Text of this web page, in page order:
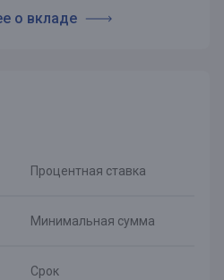
о вкладе
Процентная ставка
Минимальная сумма
Срок